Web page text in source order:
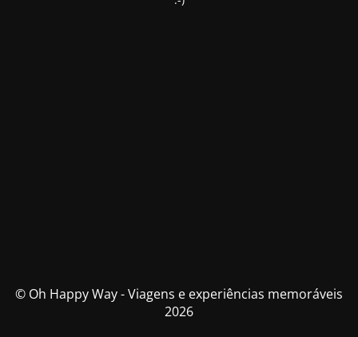
© Oh Happy Way - Viagens e experiências memoráveis
2026